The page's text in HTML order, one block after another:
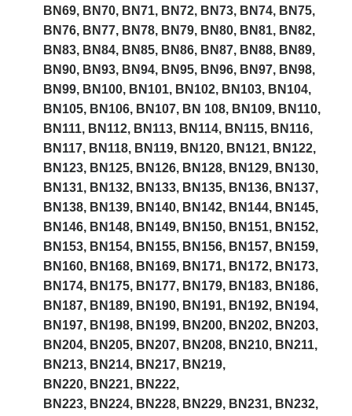
BN69, BN70, BN71, BN72, BN73, BN74, BN75,
BN76, BN77, BN78, BN79, BN80, BN81, BN82,
BN83, BN84, BN85, BN86, BN87, BN88, BN89,
BN90, BN93, BN94, BN95, BN96, BN97, BN98,
BN99, BN100, BN101, BN102, BN103, BN104,
BN105, BN106, BN107, BN 108, BN109, BN110,
BN111, BN112, BN113, BN114, BN115, BN116,
BN117, BN118, BN119, BN120, BN121, BN122,
BN123, BN125, BN126, BN128, BN129, BN130,
BN131, BN132, BN133, BN135, BN136, BN137,
BN138, BN139, BN140, BN142, BN144, BN145,
BN146, BN148, BN149, BN150, BN151, BN152,
BN153, BN154, BN155, BN156, BN157, BN159,
BN160, BN168, BN169, BN171, BN172, BN173,
BN174, BN175, BN177, BN179, BN183, BN186,
BN187, BN189, BN190, BN191, BN192, BN194,
BN197, BN198, BN199, BN200, BN202, BN203,
BN204, BN205, BN207, BN208, BN210, BN211,
BN213, BN214, BN217, BN219,
BN220, BN221, BN222,
BN223, BN224, BN228, BN229, BN231, BN232,